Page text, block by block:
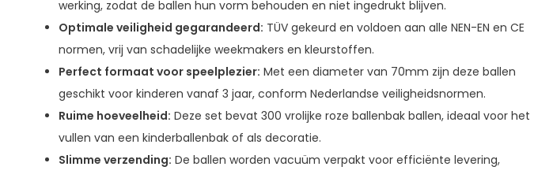
werking, zodat de ballen hun vorm behouden en niet ingedrukt blijven.
Optimale veiligheid gegarandeerd: TÜV gekeurd en voldoen aan alle NEN-EN en CE
normen, vrij van schadelijke weekmakers en kleurstoffen.
Perfect formaat voor speelplezier: Met een diameter van 70mm zijn deze ballen
geschikt voor kinderen vanaf 3 jaar, conform Nederlandse veiligheidsnormen.
Ruime hoeveelheid: Deze set bevat 300 vrolijke roze ballenbak ballen, ideaal voor het
vullen van een kinderballenbak of als decoratie.
Slimme verzending: De ballen worden vacuüm verpakt voor efficiënte levering,